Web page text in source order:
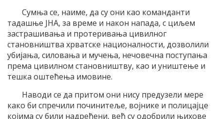
Сумња се, наиме, да су они као команданти
тадашње ЈНА, за време и након напада, с циљем
застрашивања и протеривања цивилног
становништва хрватске националности, дозволили
убијања, силовања и мучења, нечовечна поступања
према цивилном становништву, као и уништење и
тешка оштећења имовине.
Наводи се да притом они нису предузели мере
како би спречили починитеље, војнике и полицајце
којима су били надређени, већ су одобрили њихове